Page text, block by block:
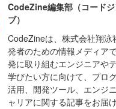
CodeZine編集部（コード
ブ）
CodeZineは、株式会社翔泳
発者のための情報メディア
発に取り組むエンジニアや
学びたい方に向けて、プロ
活用、開発ツール、エンジ
ャリアに関する記事をお届